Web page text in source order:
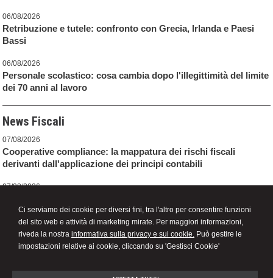
Ci serviamo dei cookie per diversi fini, tra l'altro per consentire funzioni
del sito web e attività di marketing mirate. Per maggiori informazioni,
riveda la nostra informativa sulla privacy e sui cookie. Può gestire le
impostazioni relative ai cookie, cliccando su 'Gestisci Cookie'
06/08/2026
Retribuzione e tutele: confronto con Grecia, Irlanda e Paesi
Bassi
06/08/2026
Personale scolastico: cosa cambia dopo l'illegittimità del limite
dei 70 anni al lavoro
News Fiscali
07/08/2026
Cooperative compliance: la mappatura dei rischi fiscali
derivanti dall'applicazione dei principi contabili
07/08/2026
Gazzetta Ufficiale
07/08/2026
Nuovo Testo Unico adempimenti e accertamento dal 1°